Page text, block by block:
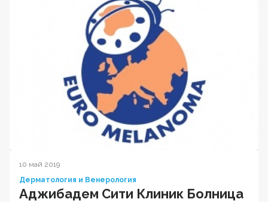
10 май 2019
Дерматология и Венерология
Аджибадем Сити Клиник Болница